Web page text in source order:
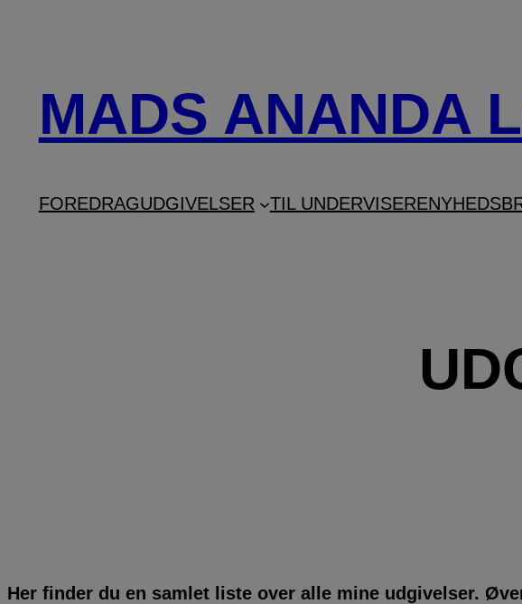
MADS ANANDA
FOREDRAGUDGIVELSER TIL UNDERVISERE
Her finder du en samlet liste over alle mine udgivelser.